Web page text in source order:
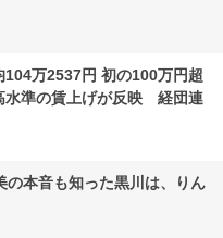
万2537円 初の100万円超
準の賃上げが反映 経団連
本音も知った黒川は、りん